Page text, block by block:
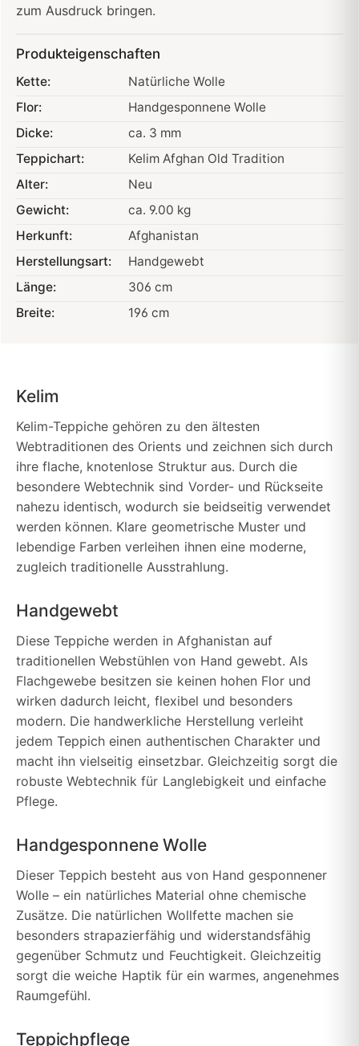
zum Ausdruck bringen.
Produkteigenschaften
Kette:
Natürliche Wolle
Flor:
Handgesponnene Wolle
Dicke:
ca. 3 mm
Teppichart:
Kelim Afghan Old Tradition
Alter:
Neu
Gewicht:
ca. 9.00 kg
Herkunft:
Afghanistan
Herstellungsart:
Handgewebt
Länge:
306 cm
Breite:
196 cm
Kelim
Kelim-Teppiche gehören zu den ältesten
Webtraditionen des Orients und zeichnen sich durch
ihre flache, knotenlose Struktur aus. Durch die
besondere Webtechnik sind Vorder- und Rückseite
nahezu identisch, wodurch sie beidseitig verwendet
werden können. Klare geometrische Muster und
lebendige Farben verleihen ihnen eine moderne,
zugleich traditionelle Ausstrahlung.
Handgewebt
Diese Teppiche werden in Afghanistan auf
traditionellen Webstühlen von Hand gewebt. Als
Flachgewebe besitzen sie keinen hohen Flor und
wirken dadurch leicht, flexibel und besonders
modern. Die handwerkliche Herstellung verleiht
jedem Teppich einen authentischen Charakter und
macht ihn vielseitig einsetzbar. Gleichzeitig sorgt die
robuste Webtechnik für Langlebigkeit und einfache
Pflege.
Handgesponnene Wolle
Dieser Teppich besteht aus von Hand gesponnener
Wolle – ein natürliches Material ohne chemische
Zusätze. Die natürlichen Wollfette machen sie
besonders strapazierfähig und widerstandsfähig
gegenüber Schmutz und Feuchtigkeit. Gleichzeitig
sorgt die weiche Haptik für ein warmes, angenehmes
Raumgefühl.
Teppichpflege